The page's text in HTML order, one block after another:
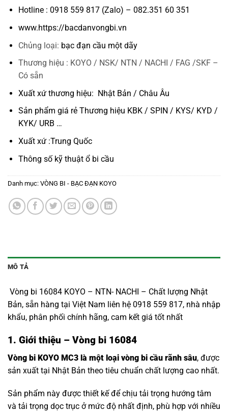
Hotline : 0918 559 817 (Zalo) – 082.351 60 351
www.https://bacdanvongbi.vn
Chủng loại: bạc đạn cầu một dãy
Thương hiệu : KOYO / NSK/ NTN / NACHI / FAG /SKF –
Có sẵn
Xuất xứ thương hiệu: Nhật Bản / Châu Âu
Sản phẩm giá rẻ Thương hiệu KBK / SPIN / KYS/ KYD /
KYK/ URB …
Xuất xứ :Trung Quốc
Thông số kỹ thuậtổ bi cầu
Danh mục: VÒNG BI - BẠC ĐẠN KOYO
MÔ TẢ
Vòng bi 16084 KOYO – NTN- NACHI – Chất lượng Nhật
Bản, sẵn hàng tại Việt Nam liên hệ 0918 559 817, nhà nhập
khẩu, phân phối chính hãng, cam kết giá tốt nhất
1. Giới thiệu – Vòng bi 16084
Vòng bi KOYO MC3 là một loại vòng bi cầu rãnh sâu, được
sản xuất tại Nhật Bản theo tiêu chuẩn chất lượng cao nhất.
Sản phẩm này được thiết kế để chịu tải trọng hướng tâm
và tải trọng dọc trục ở mức độ nhất định, phù hợp với nhiều